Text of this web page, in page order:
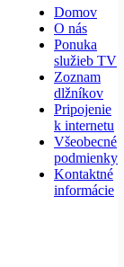
Domov
O nás
Ponuka
služieb TV
Zoznam
dlžníkov
Pripojenie
k internetu
Všeobecné
podmienky
Kontaktné
informácie